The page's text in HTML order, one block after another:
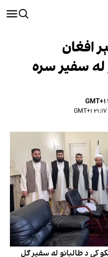
افغان
له سفیر سره
کې د طالبانو له سفیر ګل